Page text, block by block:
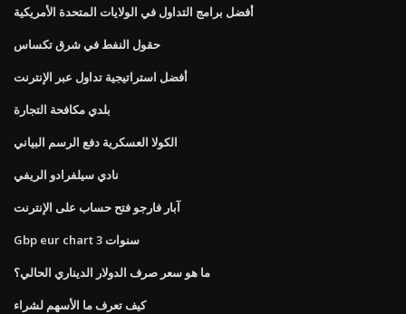
أفضل برامج التداول في الولايات المتحدة الأمريكية
حقول النفط في شرق تكساس
أفضل استراتيجية تداول عبر الإنترنت
بلدي مكافحة التجارة
الكولا العسكرية دفع الرسم البياني
نادي سيلفرادو الريفي
آبار فارجو فتح حساب على الإنترنت
Gbp eur chart 3 سنوات
ما هو سعر صرف الدولار الديناري الحالي؟
كيف تعرف ما الأسهم لشراء